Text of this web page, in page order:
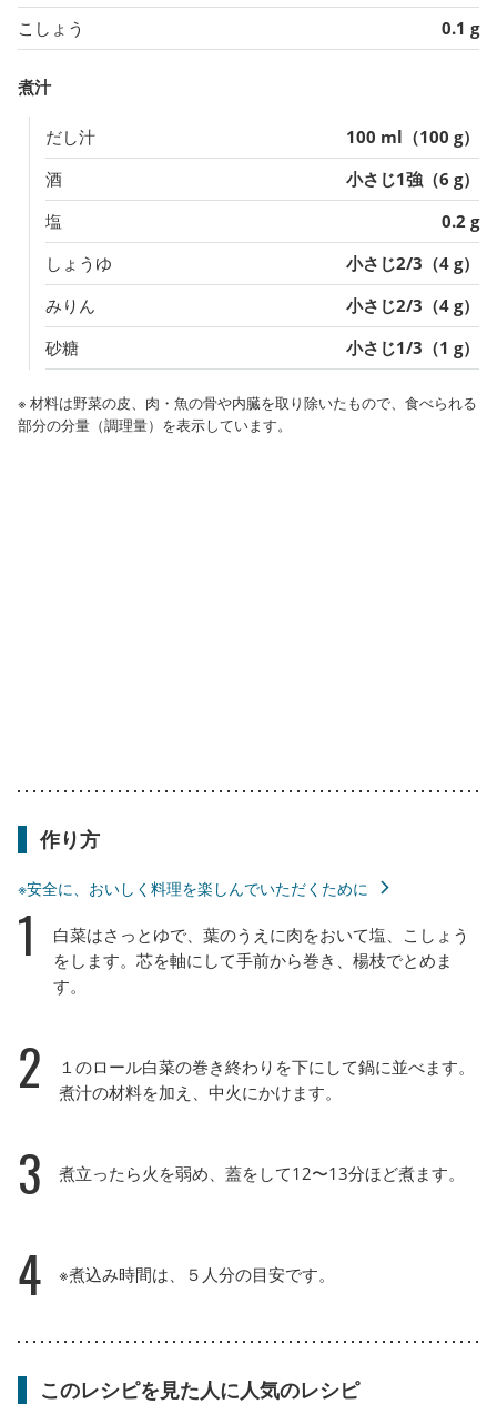
こしょう 0.1 g
煮汁
だし汁
100 ml（100 g）
酒
小さじ1強（6 g）
塩
0.2 g
しょうゆ
小さじ2/3（4 g）
みりん
小さじ2/3（4 g）
砂糖
小さじ1/3（1 g）
※ 材料は野菜の皮、肉・魚の骨や内臓を取り除いたもので、食べられる
部分の分量（調理量）を表示しています。
作り方
※安全に、おいしく料理を楽しんでいただくために
1
白菜はさっとゆで、葉のうえに肉をおいて塩、こしょう
をします。芯を軸にして手前から巻き、楊枝でとめま
す。
2
１のロール白菜の巻き終わりを下にして鍋に並べます。
煮汁の材料を加え、中火にかけます。
3 煮立ったら火を弱め、蓋をして12〜13分ほど煮ます。
4 ※煮込み時間は、５人分の目安です。
このレシピを見た人に人気のレシピ